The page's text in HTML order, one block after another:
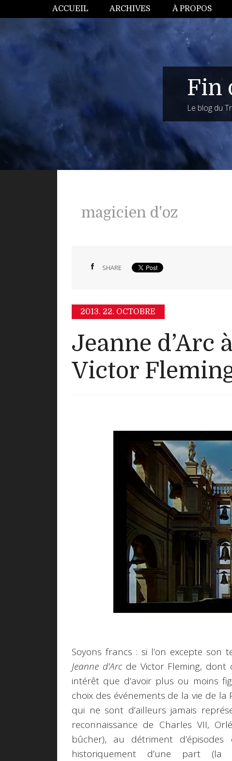
ACCUEIL ARCHIVES À PROPOS
Fin
Le blog du
magicien d'oz
SHARE
2013. 22. OCTOBRE
Jeanne d’Arc
Victor
Soyons francs : si l’on excepte son
Jeanne d’Arcde Victor Fleming, dont
intérêt que d’avoir plus ou moins
choix des événements de la vie de la
qui ne sont d’ailleurs jamais
reconnaissance de Charles VII,
bûcher), au détriment
historiquement d’une part